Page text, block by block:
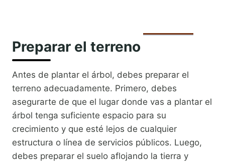
Preparar el terreno
Antes de plantar el árbol, debes preparar el
terreno adecuadamente. Primero, debes
asegurarte de que el lugar donde vas a plantar el
árbol tenga suficiente espacio para su
crecimiento y que esté lejos de cualquier
estructura o línea de servicios públicos. Luego,
debes preparar el suelo aflojando la tierra y